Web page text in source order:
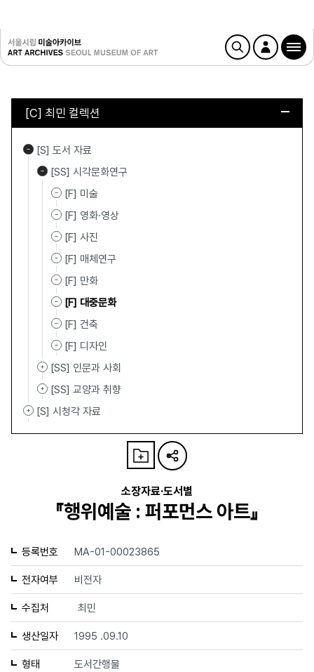
[C] 최민 컬렉션
[S] 도서 자료
[SS] 시각문화연구
[F] 미술
[F] 영화·영상
[F] 사진
[F] 매체연구
[F] 만화
[F] 대중문화
[F] 건축
[F] 디자인
[SS] 인문과 사회
[SS] 교양과 취향
[S] 시청각 자료
소장자료·도서별
『행위예술 : 퍼포먼스 아트』
등록번호 MA-01-00023865
전자여부 비전자
수집처 최민
생산일자 1995 .09.10
형태 도서간행물